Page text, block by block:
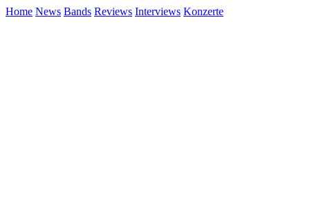
Home News Bands Reviews Interviews Konzerte